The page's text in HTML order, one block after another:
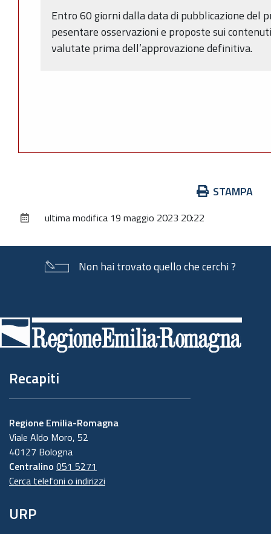
Entro 60 giorni dalla data di pubblicazione del
pesentare osservazioni e proposte sui
valutate prima dell’approvazione definitiva.
documento
STAMPA
ultima modifica 19 maggio 2023 20:22
Non hai trovato quello che cerchi ?
di
pagina
Recapiti
Regione Emilia-Romagna
Viale Aldo Moro, 52
40127 Bologna
Centralino 051 5271
Cerca telefoni o indirizzi
URP